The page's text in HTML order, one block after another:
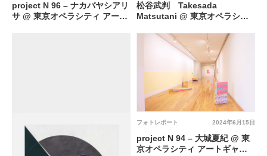
project N 96 – ナカバヤシアリ
サ @ 東京オペラシティ アート
松谷武判 Takesada
Matsutani @ 東京オペラシテ
2024年6月15日
フォトレポート
project N 94 – 大城夏紀 @ 東
京オペラシティ アートギャラ